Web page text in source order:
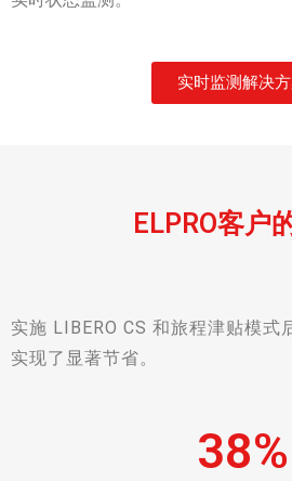
实时监测解决
ELPRO客户
实施 LIBERO CS 和旅程津贴模式
实现了显著节省。
38%